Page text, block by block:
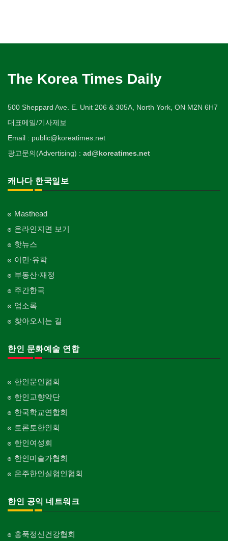
The Korea Times Daily
500 Sheppard Ave. E. Unit 206 & 305A, North York, ON M2N 6H7
대표메일/기사제보
Email : public@koreatimes.net
광고문의(Advertising) : ad@koreatimes.net
캐나다 한국일보
Masthead
온라인지면 보기
핫뉴스
이민·유학
부동산·재정
주간한국
업소록
찾아오시는 길
한인 문화예술 연합
한인문인협회
한인교향악단
한국학교연합회
토론토한인회
한인여성회
한인미술가협회
온주한인실협인협회
한인 공익 네트워크
홍푹정신건강협회